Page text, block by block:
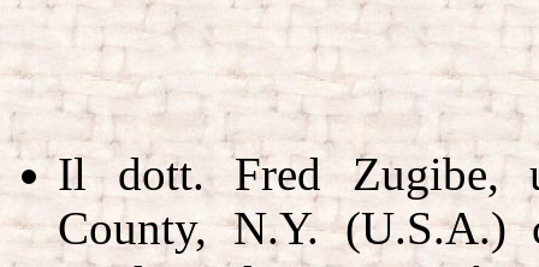
Il dott. Fred Zugibe,
County, N.Y. (U.S.A.)